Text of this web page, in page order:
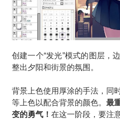
创建一个“发光”模式的图层，
整出夕阳和街景的氛围。
背景上色使用厚涂的手法，同
等上色以配合背景的颜色。 最
变的勇气！ 在这一阶段，要注